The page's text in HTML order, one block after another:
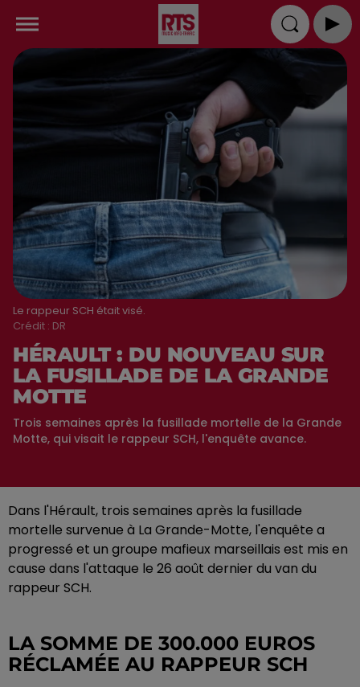
Le rappeur SCH était visé.
Crédit : DR
HÉRAULT : DU NOUVEAU SUR
LA FUSILLADE DE LA GRANDE
MOTTE
Trois semaines après la fusillade mortelle de la Grande
Motte, qui visait le rappeur SCH, l'enquête avance.
Dans l'Hérault, trois semaines après la fusillade
mortelle survenue à La Grande-Motte, l'enquête a
progressé et un groupe mafieux marseillais est mis en
cause dans l'attaque le 26 août dernier du van du
rappeur SCH.
LA SOMME DE 300.000 EUROS
RÉCLAMÉE AU RAPPEUR SCH